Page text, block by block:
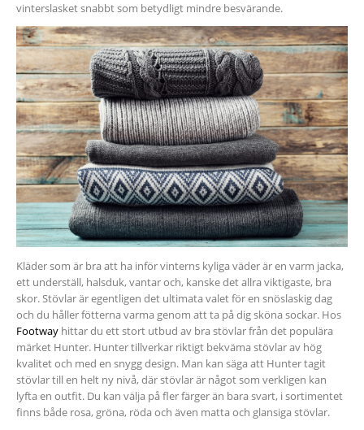
vinterslasket snabbt som betydligt mindre besvärande.
Kläder som är bra att ha inför vinterns kyliga väder är en varm jacka,
ett underställ, halsduk, vantar och, kanske det allra viktigaste, bra
skor. Stövlar är egentligen det ultimata valet för en snöslaskig dag
och du håller fötterna varma genom att ta på dig sköna sockar. Hos
Footway hittar du ett stort utbud av bra stövlar från det populära
märket Hunter. Hunter tillverkar riktigt bekväma stövlar av hög
kvalitet och med en snygg design. Man kan säga att Hunter tagit
stövlar till en helt ny nivå, där stövlar är något som verkligen kan
lyfta en outfit. Du kan välja på fler färger än bara svart, i sortimentet
finns både rosa, gröna, röda och även matta och glansiga stövlar.